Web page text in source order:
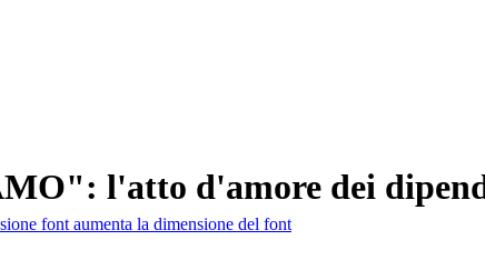
l'atto d'amore dei
font aumenta la dimensione del font